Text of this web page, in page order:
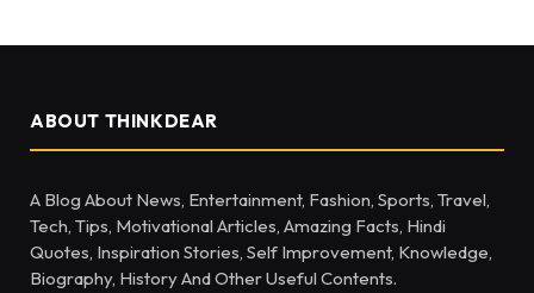
ABOUT THINKDEAR
A Blog About News, Entertainment, Fashion, Sports, Travel,
Tech, Tips, Motivational Articles, Amazing Facts, Hindi
Quotes, Inspiration Stories, Self Improvement, Knowledge,
Biography, History And Other Useful Contents.